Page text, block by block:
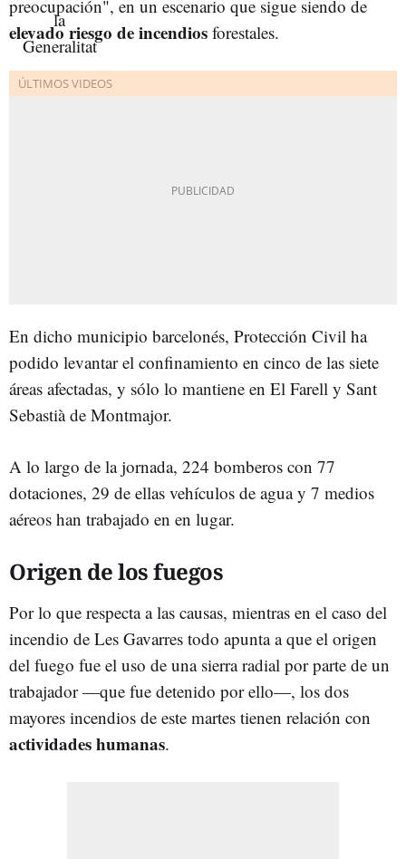
preocupación", en un escenario que sigue siendo de
elevado riesgo de incendios forestales.
En dicho municipio barcelonés, Protección Civil ha
podido levantar el confinamiento en cinco de las siete
áreas afectadas, y sólo lo mantiene en El Farell y Sant
Sebastià de Montmajor.
A lo largo de la jornada, 224 bomberos con 77
dotaciones, 29 de ellas vehículos de agua y 7 medios
aéreos han trabajado en en lugar.
Origen de los fuegos
Por lo que respecta a las causas, mientras en el caso del
incendio de Les Gavarres todo apunta a que el origen
del fuego fue el uso de una sierra radial por parte de un
trabajador —que fue detenido por ello—, los dos
mayores incendios de este martes tienen relación con
actividades humanas.